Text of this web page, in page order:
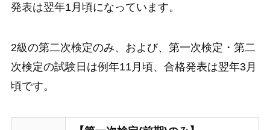
発表は翌年1月頃になっています。
2級の第二次検定のみ、および、第一次検定・第二
次検定の試験日は例年11月頃、合格発表は翌年3月
頃です。